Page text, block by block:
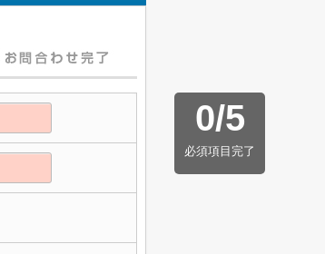
0/5
必須項目完了